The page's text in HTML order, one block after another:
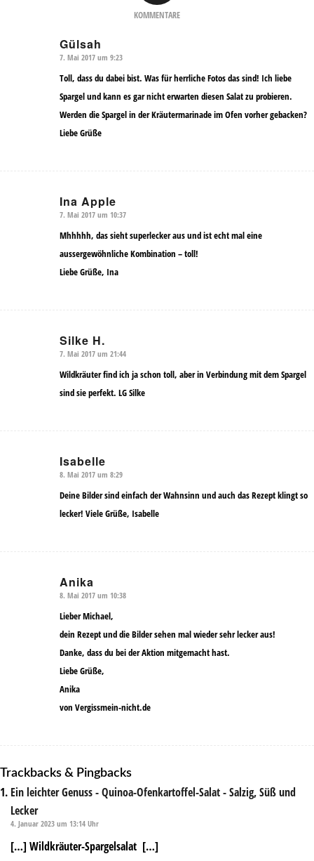
KOMMENTARE
Gülsah
sagte:
7. Mai 2017 um 9:23
Toll, dass du dabei bist. Was für herrliche Fotos das sind! Ich liebe
Spargel und kann es gar nicht erwarten diesen Salat zu probieren.
Werden die Spargel in der Kräutermarinade im Ofen vorher gebacken?
Liebe Grüße
Ina Apple
sagte:
7. Mai 2017 um 10:37
Mhhhhh, das sieht superlecker aus und ist echt mal eine
aussergewöhnliche Kombination – toll!
Liebe Grüße, Ina
Silke H.
sagte:
7. Mai 2017 um 21:44
Wildkräuter find ich ja schon toll, aber in Verbindung mit dem Spargel
sind sie perfekt. LG Silke
Isabelle
sagte:
8. Mai 2017 um 8:29
Deine Bilder sind einfach der Wahnsinn und auch das Rezept klingt so
lecker! Viele Grüße, Isabelle
Anika
sagte:
8. Mai 2017 um 10:38
Lieber Michael,
dein Rezept und die Bilder sehen mal wieder sehr lecker aus!
Danke, dass du bei der Aktion mitgemacht hast.
Liebe Grüße,
Anika
von Vergissmein-nicht.de
Trackbacks & Pingbacks
Ein leichter Genuss - Quinoa-Ofenkartoffel-Salat - Salzig, Süß und
Lecker
4. Januar 2023 um 13:14 Uhr
[…] Wildkräuter-Spargelsalat […]